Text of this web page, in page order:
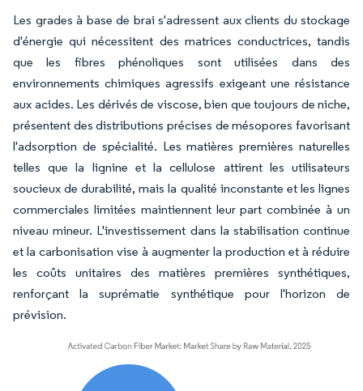
Les grades à base de brai s'adressent aux clients du stockage
d'énergie qui nécessitent des matrices conductrices, tandis
que les fibres phénoliques sont utilisées dans des
environnements chimiques agressifs exigeant une résistance
aux acides. Les dérivés de viscose, bien que toujours de niche,
présentent des distributions précises de mésopores favorisant
l'adsorption de spécialité. Les matières premières naturelles
telles que la lignine et la cellulose attirent les utilisateurs
soucieux de durabilité, mais la qualité inconstante et les lignes
commerciales limitées maintiennent leur part combinée à un
niveau mineur. L'investissement dans la stabilisation continue
et la carbonisation vise à augmenter la production et à réduire
les coûts unitaires des matières premières synthétiques,
renforçant la suprématie synthétique pour l'horizon de
prévision.